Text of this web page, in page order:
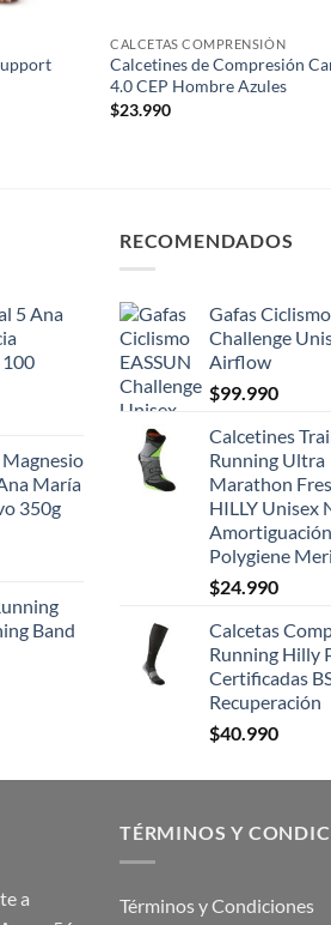
CALCETAS COMPRENSIÓN
Calcetines de Compresión
4.0 CEP Hombre Azules
$23.990
5 Ana
María
350g
Band
RECOMENDADOS
Gafas
Challenge
Airflow
$99.990
Calcetines
Running Ultra
Marathon
HILLY Unisex
Polygiene
$24.990
Calcetas
Running Hilly
Certificadas
Recuperación
$40.990
a
TÉRMINOS Y
Términos y Condiciones